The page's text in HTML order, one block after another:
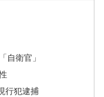
自衛官」
行犯逮捕